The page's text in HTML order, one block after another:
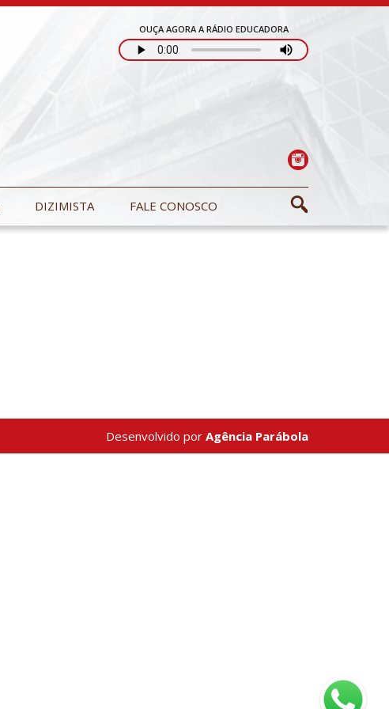
OUÇA AGORA A RÁDIO EDUCADORA
DIZIMISTA FALE CONOSCO
Desenvolvido por Agência Parábola